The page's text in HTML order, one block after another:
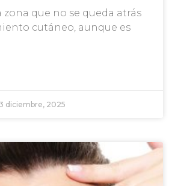
zona que no se queda atrás
cutáneo, aunque es
diciembre, 2025